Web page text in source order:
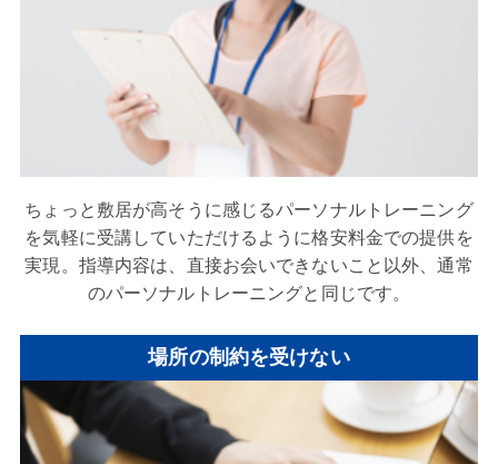
ちょっと敷居が高そうに感じるパーソナルトレーニング
を気軽に受講していただけるように格安料金での提供を
実現。指導内容は、直接お会いできないこと以外、通常
のパーソナルトレーニングと同じです。
場所の制約を受けない